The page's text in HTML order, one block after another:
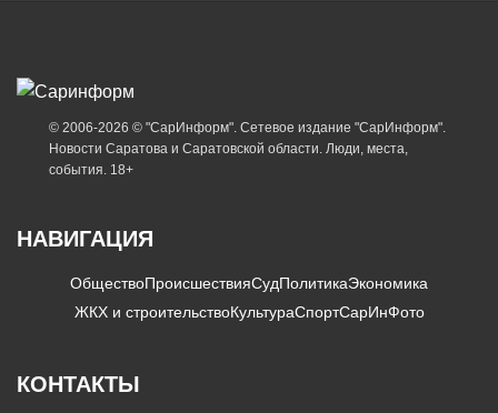
© 2006-2026 © "СарИнформ". Сетевое издание "СарИнформ".
Новости Саратова и Саратовской области. Люди, места,
события. 18+
НАВИГАЦИЯ
ОбществоПроисшествияСудПолитикаЭкономика
ЖКХ и строительствоКультураСпортСарИнФото
КОНТАКТЫ